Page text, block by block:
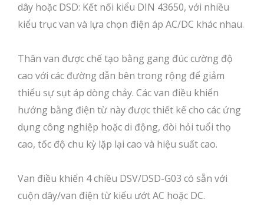
dây hoặc DSD: Kết nối kiểu DIN 43650, với nhiều
kiểu trục van và lựa chọn điện áp AC/DC khác nhau.
Thân van được chế tạo bằng gang đúc cường độ
cao với các đường dẫn bên trong rộng để giảm
thiểu sự sụt áp dòng chảy. Các van điều khiển
hướng bằng điện từ này được thiết kế cho các ứng
dụng công nghiệp hoặc di động, đòi hỏi tuổi thọ
cao, tốc độ chu kỳ lặp lại cao và hiệu suất cao.
Van điều khiển 4 chiều DSV/DSD-G03 có sẵn với
cuộn dây/van điện từ kiểu ướt AC hoặc DC.